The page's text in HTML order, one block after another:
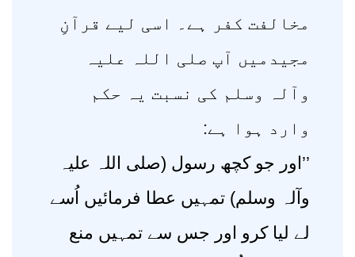
مخالفت کفر ہے۔ اسی لیے قرآنِ
مجیدمیں آپ صلی اللہ علیہ
وآلہ وسلم کی نسبت یہ حکم
وارد ہوا ہے:
’’اور جو کچھ رسول (صلی اللہ علیہ
وآلہ وسلم) تمہیں عطا فرمائیں اُسے
لے لیا کرو اور جس سے تمہیں منع